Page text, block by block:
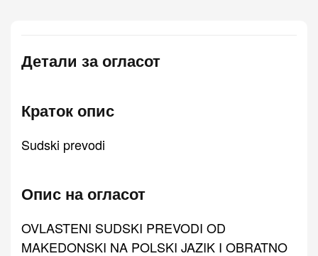
Детали за огласот
Краток опис
Sudski prevodi
Опис на огласот
OVLASTENI SUDSKI PREVODI OD
MAKEDONSKI NA POLSKI JAZIK I OBRATNO